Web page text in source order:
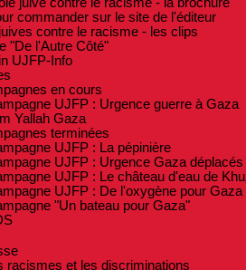
commander sur le site de l'éditeur
contre le racisme - les clips
"De l'Autre Côté"
UJFP-Info
en cours
UJFP : Urgence guerre à Gaza
Yallah Gaza
terminées
UJFP : La pépinière
UJFP : Urgence Gaza déplacés
UJFP : Le château d'eau de
UJFP : De l'oxygène pour Gaza
"Un bateau pour Gaza"
racismes et les discriminations